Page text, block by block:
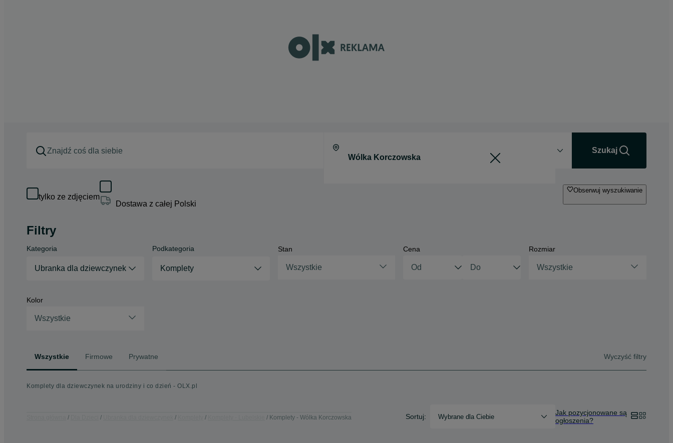
Szukaj
tylko ze zdjęciem
Dostawa z całej Polski
Obserwuj wyszukiwanie
Filtry
Kategoria
Ubranka dla dziewczynek
Podkategoria
Komplety
Stan
Wszystkie
Cena Rozmiar
Wszystkie
Kolor
Wszystkie
Wszystkie Firmowe Prywatne Wyczyść filtry
Komplety dla dziewczynek na urodziny i co dzień - OLX.pl
Komplety - Wólka Korczowska Sortuj: Wybrane dla Ciebie
Jak pozycjonowane są
ogłoszenia?